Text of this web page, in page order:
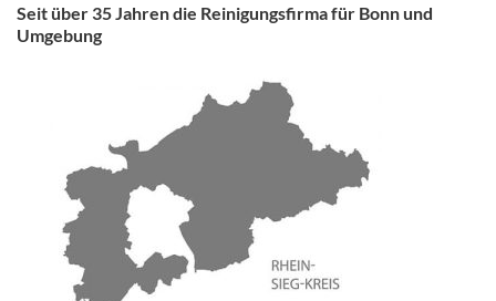
Seit über 35 Jahren die Reinigungsfirma für Bonn und
Umgebung